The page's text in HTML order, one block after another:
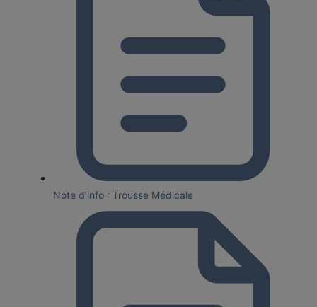
Note d’info : Trousse Médicale